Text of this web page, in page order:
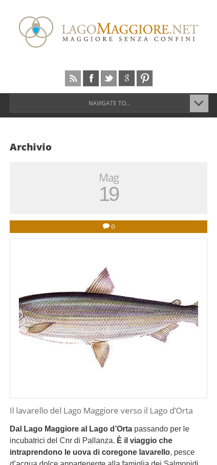
NAVIGATE TO...
Archivio
Mag
19
0
Il lavarello del Lago Maggiore verso il Lago d’Orta
Dal Lago Maggiore al Lago d’Orta passando per le
incubatrici del Cnr di Pallanza. È il viaggio che
intraprendono le uova di coregone lavarello, pesce